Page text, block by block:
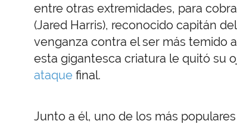
entre otras extremidades, para
(Jared Harris), reconocido capitán
venganza contra el ser más temido
esta gigantesca criatura le quitó su
ataque final.
Junto a él, uno de los más